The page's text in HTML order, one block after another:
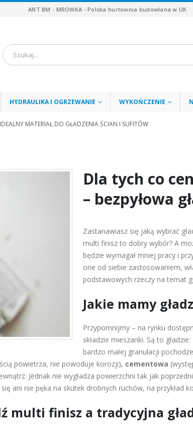
ANT BM - MROWKA - Polska hurtownia budowlana w UK
HYDRAULIKA I OGRZEWANIE WYKOŃCZENIE
MATERIAŁ DO GŁADZENIA ŚCIAN I SUFITÓW
Dla tych co
– bezpyłowa
Zastanawiasz się jaką wybrać
multi finisz to dobry wybór? A
będzie wymagał mniej pracy i
one od siebie zastosowaniem,
podstawowych rzeczy na temat
Jakie mamy
Przypomnijmy – na rynku
składzie mieszanki. Są to gładzie:
bardzo małej granulacji
powietrza, nie powoduje korozji), cementowa
Jednak nie wygładza powierzchni tak jak
ani nie pęka na skutek drobnych ruchów, na przykład
multi finisz a tradycyjna